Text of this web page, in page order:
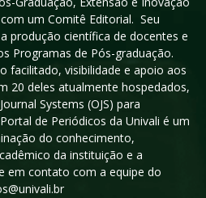
um Comitê Editorial. Seu
produção científica de docentes e
Programas de Pós-graduação.
facilitado, visibilidade e apoio aos
20 deles atualmente hospedados,
Systems (OJS) para
de Periódicos da Univali é um
do conhecimento,
da instituição e a
em contato com a equipe do